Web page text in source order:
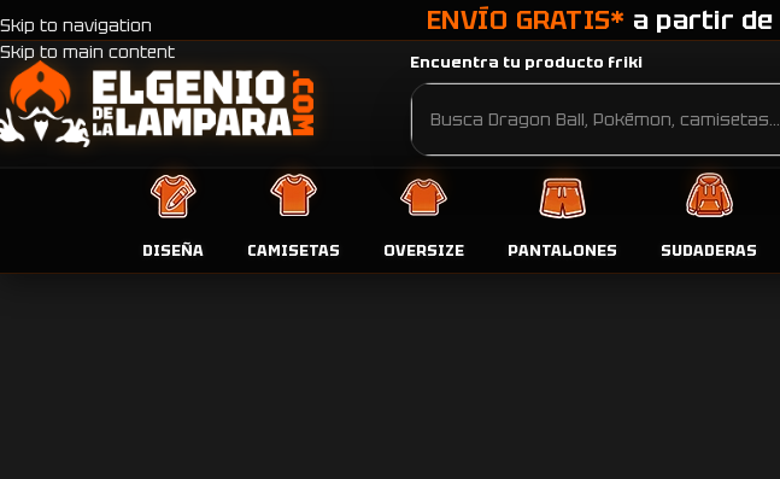
Skip to navigation
Skip to main content
ENVÍO GRATIS* a partir de
Encuentra tu producto friki
DISEÑA CAMISETAS OVERSIZE PANTALONES SUDADERAS